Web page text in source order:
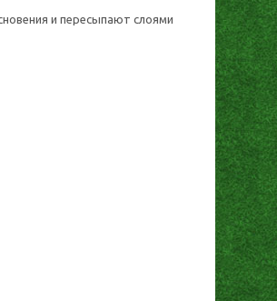
и пересыпают слоями